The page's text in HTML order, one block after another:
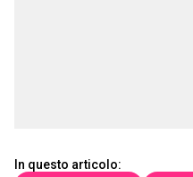
In questo articolo: